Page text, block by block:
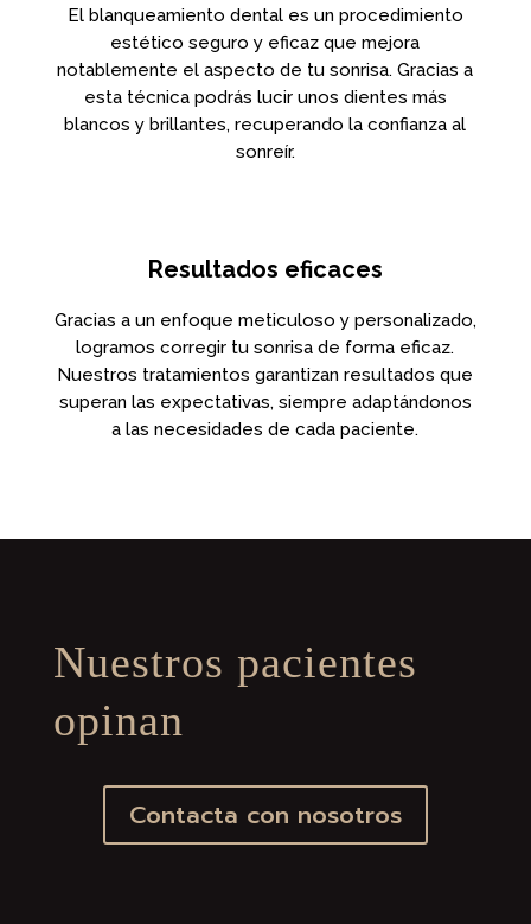
El blanqueamiento dental es un procedimiento
estético seguro y eficaz que mejora
notablemente el aspecto de tu sonrisa. Gracias a
esta técnica podrás lucir unos dientes más
blancos y brillantes, recuperando la confianza al
sonreír.
Resultados eficaces
Gracias a un enfoque meticuloso y personalizado,
logramos corregir tu sonrisa de forma eficaz.
Nuestros tratamientos garantizan resultados que
superan las expectativas, siempre adaptándonos
a las necesidades de cada paciente.
Nuestros pacientes
opinan
Contacta con nosotros